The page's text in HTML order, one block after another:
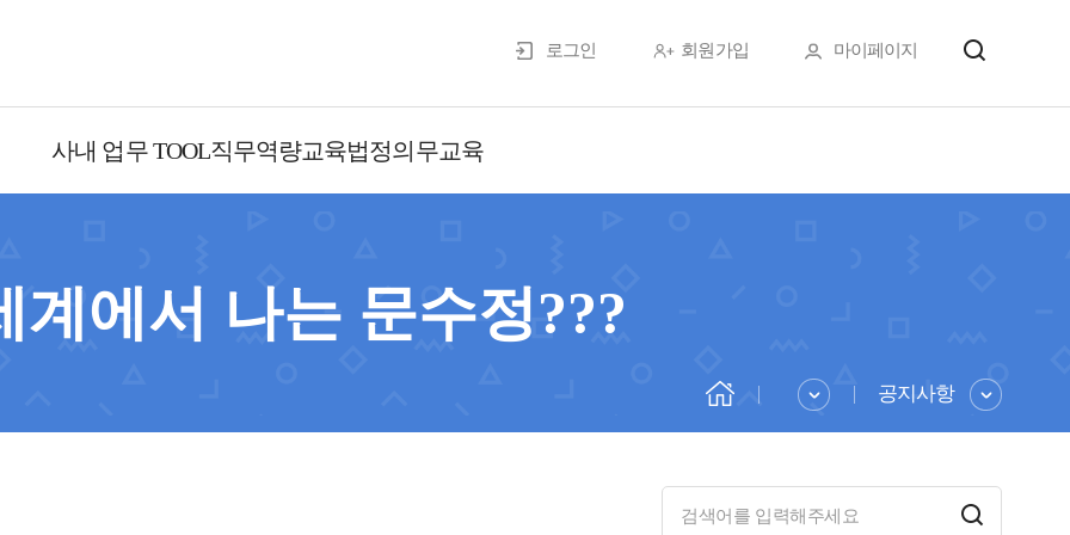
로그인 회원가입 마이페이지
사내 업무 TOOL직무역량교육법정의무교육
계에서 나는 문수정???
공지사항